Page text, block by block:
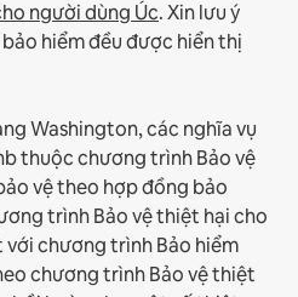
người dùng Úc. Xin lưu ý
hiểm đều được hiển thị
Washington, các nghĩa vụ
thuộc chương trình Bảo vệ
vệ theo hợp đồng bảo
trình Bảo vệ thiệt hại cho
chương trình Bảo hiểm
chương trình Bảo vệ thiệt